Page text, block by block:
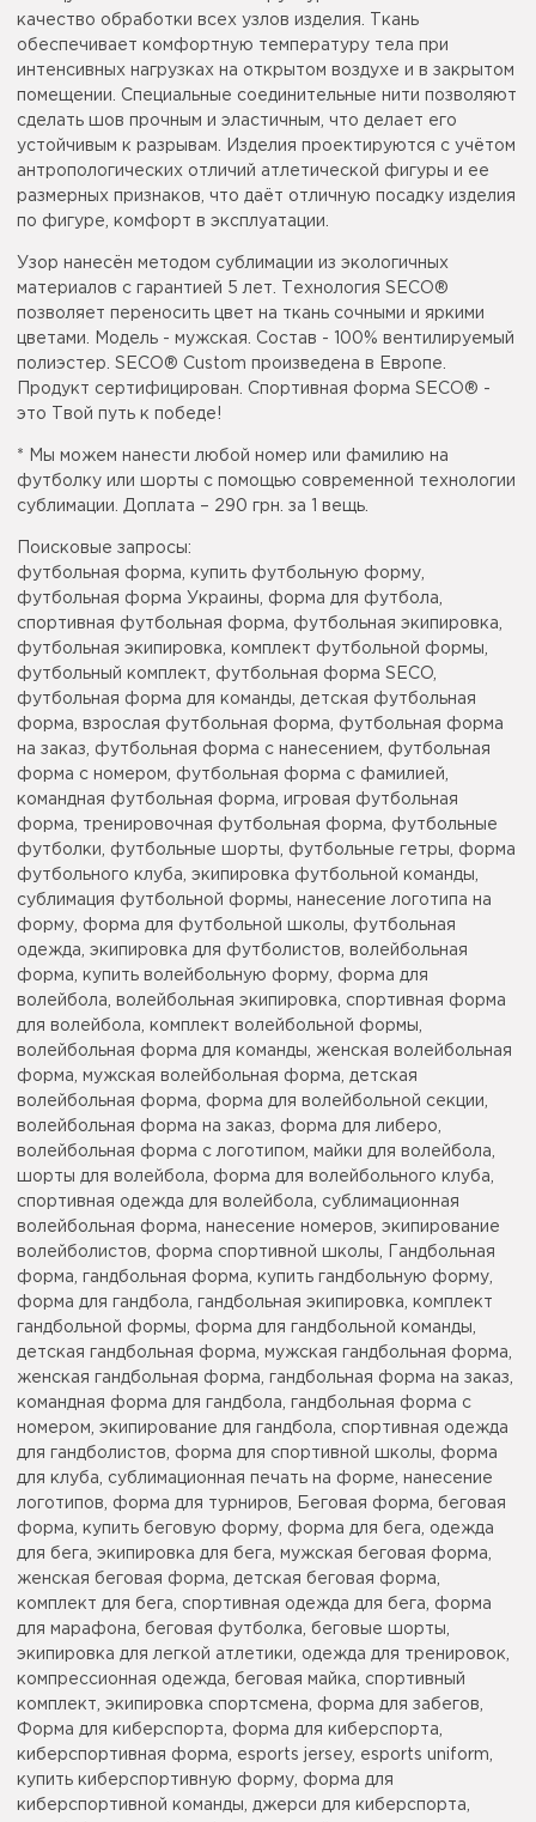
качество обработки всех узлов изделия. Ткань
обеспечивает комфортную температуру тела при
интенсивных нагрузках на открытом воздухе и в закрытом
помещении. Специальные соединительные нити позволяют
сделать шов прочным и эластичным, что делает его
устойчивым к разрывам. Изделия проектируются с учётом
антропологических отличий атлетической фигуры и ее
размерных признаков, что даёт отличную посадку изделия
по фигуре, комфорт в эксплуатации.
Узор нанесён методом сублимации из экологичных
материалов с гарантией 5 лет. Технология SECO®
позволяет переносить цвет на ткань сочными и яркими
цветами. Модель - мужская. Состав - 100% вентилируемый
полиэстер. SECO® Custom произведена в Европе.
Продукт сертифицирован. Спортивная форма SECO® -
это Твой путь к победе!
* Мы можем нанести любой номер или фамилию на
футболку или шорты с помощью современной технологии
сублимации. Доплата – 290 грн. за 1 вещь.
Поисковые запросы:
футбольная форма, купить футбольную форму,
футбольная форма Украины, форма для футбола,
спортивная футбольная форма, футбольная экипировка,
футбольная экипировка, комплект футбольной формы,
футбольный комплект, футбольная форма SECO,
футбольная форма для команды, детская футбольная
форма, взрослая футбольная форма, футбольная форма
на заказ, футбольная форма с нанесением, футбольная
форма с номером, футбольная форма с фамилией,
командная футбольная форма, игровая футбольная
форма, тренировочная футбольная форма, футбольные
футболки, футбольные шорты, футбольные гетры, форма
футбольного клуба, экипировка футбольной команды,
сублимация футбольной формы, нанесение логотипа на
форму, форма для футбольной школы, футбольная
одежда, экипировка для футболистов, волейбольная
форма, купить волейбольную форму, форма для
волейбола, волейбольная экипировка, спортивная форма
для волейбола, комплект волейбольной формы,
волейбольная форма для команды, женская волейбольная
форма, мужская волейбольная форма, детская
волейбольная форма, форма для волейбольной секции,
волейбольная форма на заказ, форма для либеро,
волейбольная форма с логотипом, майки для волейбола,
шорты для волейбола, форма для волейбольного клуба,
спортивная одежда для волейбола, сублимационная
волейбольная форма, нанесение номеров, экипирование
волейболистов, форма спортивной школы, Гандбольная
форма, гандбольная форма, купить гандбольную форму,
форма для гандбола, гандбольная экипировка, комплект
гандбольной формы, форма для гандбольной команды,
детская гандбольная форма, мужская гандбольная форма,
женская гандбольная форма, гандбольная форма на заказ,
командная форма для гандбола, гандбольная форма с
номером, экипирование для гандбола, спортивная одежда
для гандболистов, форма для спортивной школы, форма
для клуба, сублимационная печать на форме, нанесение
логотипов, форма для турниров, Беговая форма, беговая
форма, купить беговую форму, форма для бега, одежда
для бега, экипировка для бега, мужская беговая форма,
женская беговая форма, детская беговая форма,
комплект для бега, спортивная одежда для бега, форма
для марафона, беговая футболка, беговые шорты,
экипировка для легкой атлетики, одежда для тренировок,
компрессионная одежда, беговая майка, спортивный
комплект, экипировка спортсмена, форма для забегов,
Форма для киберспорта, форма для киберспорта,
киберспортивная форма, esports jersey, esports uniform,
купить киберспортивную форму, форма для
киберспортивной команды, джерси для киберспорта,